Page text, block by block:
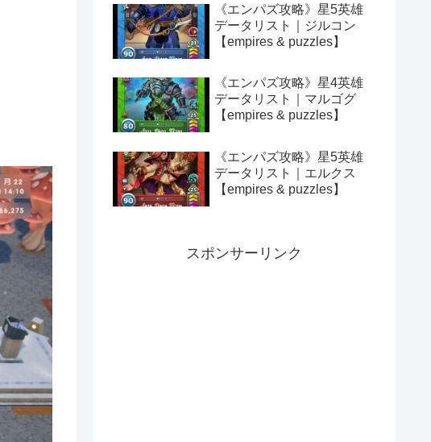
《エンパズ攻略》星5英雄
データリスト｜ジルコン
【empires & puzzles】
《エンパズ攻略》星4英雄
データリスト｜マルゴグ
【empires & puzzles】
《エンパズ攻略》星5英雄
データリスト｜エルクス
【empires & puzzles】
スポンサーリンク